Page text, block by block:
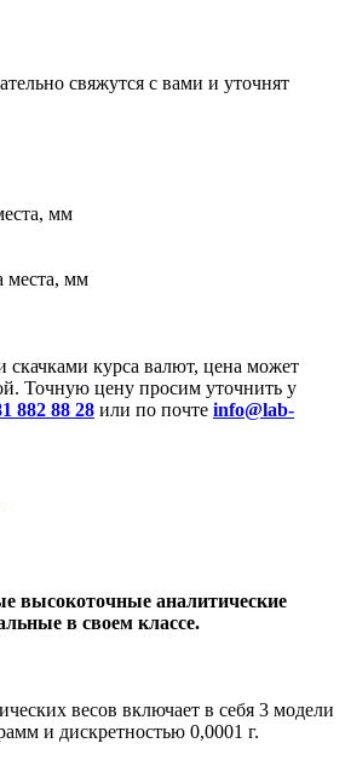
свяжутся с вами и уточнят
мм
места, мм
скачками курса валют, цена может
Точную цену просим уточнить у
882 88 28 или по почте info@lab-
высокоточные аналитические
в своем классе.
весов включает в себя 3 модели
и дискретностью 0,0001 г.